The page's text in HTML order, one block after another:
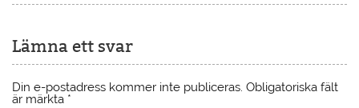
Lämna ett svar
Din e-postadress kommer inte publiceras. Obligatoriska fält
är märkta *